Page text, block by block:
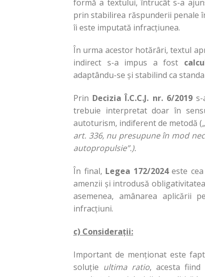
formă a textului, întrucât s-a
prin stabilirea răspunderii penale
îi este imputată infracțiunea.
În urma acestor hotărâri, textul
indirect s-a impus a fost
adaptându-se și stabilind ca
Prin Decizia Î.C.C.J. nr. 6/2019s-
trebuie interpretat doar în
autoturism, indiferent de metodă (
art. 336, nu presupune în mod
autopropulsie”.).
În final, Legea 172/2024este cea
amenzii și introdusă
asemenea, amânarea aplicării
infracțiuni.
c) Considerații:
Important de menționat este
soluție ultima ratio, acesta